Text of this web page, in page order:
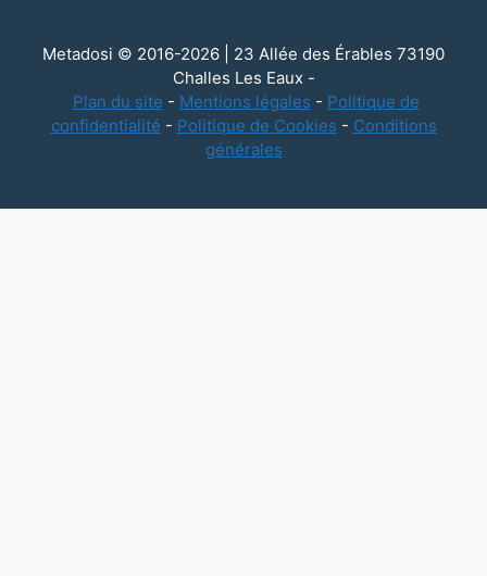
Metadosi © 2016-2026 | 23 Allée des Érables 73190
Challes Les Eaux -
Plan du site - Mentions légales - Politique de
confidentialité - Politique de Cookies - Conditions
générales